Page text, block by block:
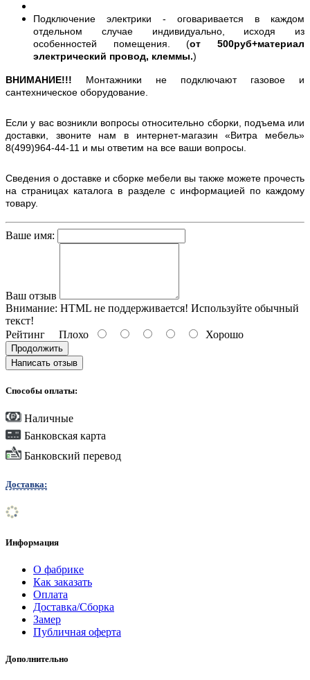
Подключение электрики - оговаривается в каждом
отдельном случае индивидуально, исходя из
особенностей помещения. (от 500руб+материал
электрический провод, клеммы.)
ВНИМАНИЕ!!! Монтажники не подключают газовое и
сантехническое оборудование.
Если у вас возникли вопросы относительно сборки, подъема или
доставки, звоните нам в интернет-магазин «Витра мебель»
8(499)964-44-11 и мы ответим на все ваши вопросы.
Сведения о доставке и сборке мебели вы также можете прочесть
на страницах каталога в разделе с информацией по каждому
товару.
Ваше имя:
Ваш отзыв
Внимание: HTML не поддерживается! Используйте обычный
текст!
Рейтинг Плохо Хорошо
Продолжить
Написать отзыв
Способы оплаты:
Наличные
Банковская карта
Банковский перевод
Доставка:
Информация
О фабрике
Как заказать
Оплата
Доставка/Сборка
Замер
Публичная оферта
Дополнительно